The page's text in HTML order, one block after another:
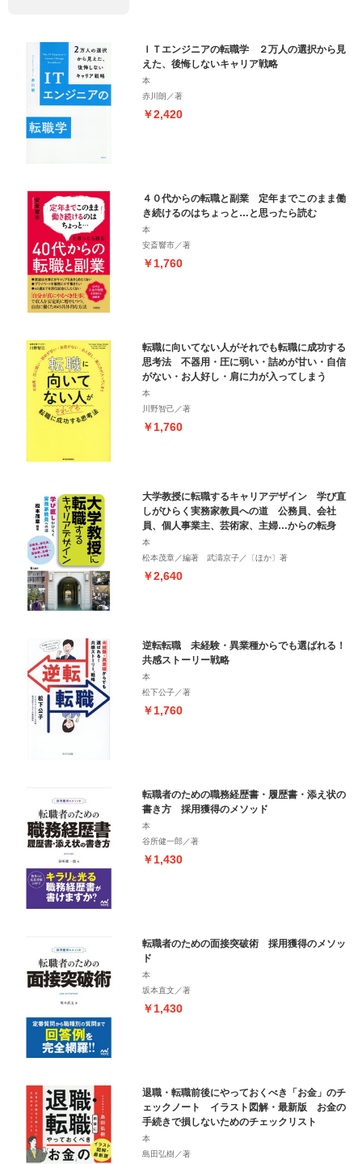
ＩＴエンジニアの転職学 ２万人の選択から見
えた、後悔しないキャリア戦略
本
赤川朗／著
￥2,420
４０代からの転職と副業 定年までこのまま働
き続けるのはちょっと…と思ったら読む
本
安斎響市／著
￥1,760
転職に向いてない人がそれでも転職に成功する
思考法 不器用・圧に弱い・詰めが甘い・自信
がない・お人好し・肩に力が入ってしまう
本
川野智己／著
￥1,760
大学教授に転職するキャリアデザイン 学び直
しがひらく実務家教員への道 公務員、会社
員、個人事業主、芸術家、主婦…からの転身
本
松本茂章／編著 武濤京子／〔ほか〕著
￥2,640
逆転転職 未経験・異業種からでも選ばれる！
共感ストーリー戦略
本
松下公子／著
￥1,760
転職者のための職務経歴書・履歴書・添え状の
書き方 採用獲得のメソッド
本
谷所健一郎／著
￥1,430
転職者のための面接突破術 採用獲得のメソッ
ド
本
坂本直文／著
￥1,430
退職・転職前後にやっておくべき「お金」のチ
ェックノート イラスト図解・最新版 お金の
手続きで損しないためのチェックリスト
本
島田弘樹／著